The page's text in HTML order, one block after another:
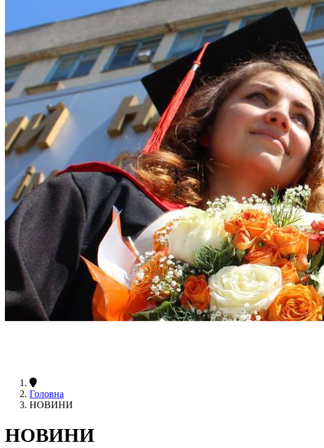
Головна
НОВИНИ
НОВИНИ